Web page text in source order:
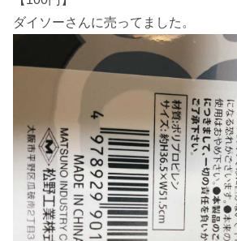
ダイソーさんに売ってました。